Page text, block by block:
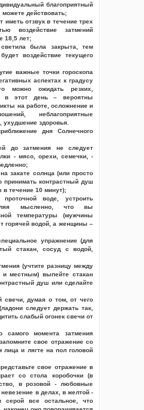
благоприятный
можете действовать;
иметь отзвук в течение трех
воздействие затмений
18,5 лет;
была закрыта, тем
воздействие текущего
важные точки гороскопа
аспектах к градусу
можно ожидать резких,
в этот день – вероятны
на работе, осложнение и
неблагоприятные
ухудшение здоровья.
дня Солнечного
до затмения не следует
- мясо, орехи, семечки, -
закате солнца (или просто
принимать контрастный душ
в течение 10 минут);
воде, устроить
мысленно, что вы
температуры (мужчины
горячей водой, а женщины –
упражнение (для
стакан, сосуд с водой,
(учтите разницу между
и местным) выпейте стакан
душ или сделайте
свечи, думая о том, от чего
следует держать так,
слабый огонек свечи от
момента затмения
свое отражение со
и лягте на пол головой
свое отражение в
со стола коробочки (в
в розовой - любовные
в делах, в желтой -
все остальное, что